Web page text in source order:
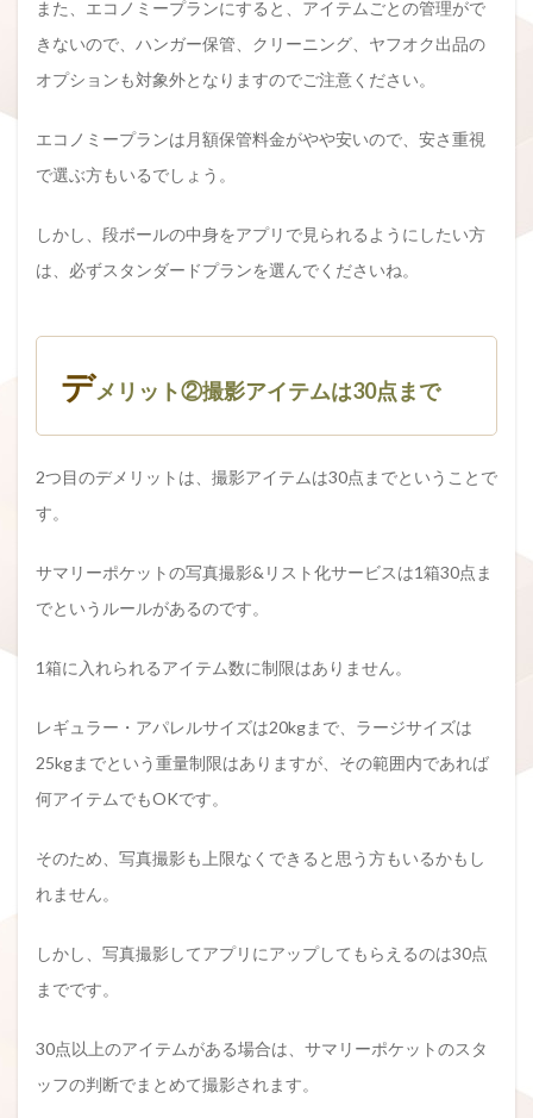
また、エコノミープランにすると、アイテムごとの管理がで
きないので、ハンガー保管、クリーニング、ヤフオク出品の
オプションも対象外となりますのでご注意ください。
エコノミープランは月額保管料金がやや安いので、安さ重視
で選ぶ方もいるでしょう。
しかし、段ボールの中身をアプリで見られるようにしたい方
は、必ずスタンダードプランを選んでくださいね。
デメリット②撮影アイテムは30点まで
2つ目のデメリットは、撮影アイテムは30点までということで
す。
サマリーポケットの写真撮影&リスト化サービスは1箱30点ま
でというルールがあるのです。
1箱に入れられるアイテム数に制限はありません。
レギュラー・アパレルサイズは20kgまで、ラージサイズは
25kgまでという重量制限はありますが、その範囲内であれば
何アイテムでもOKです。
そのため、写真撮影も上限なくできると思う方もいるかもし
れません。
しかし、写真撮影してアプリにアップしてもらえるのは30点
までです。
30点以上のアイテムがある場合は、サマリーポケットのスタ
ッフの判断でまとめて撮影されます。